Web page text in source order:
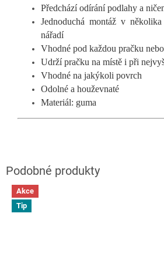
Předchází odírání podlahy a
Jednoduchá montáž v
nářadí
Vhodné pod každou pračku
Udrží pračku na místě i při
Vhodné na jakýkoli povrch
Odolné a houževnaté
Materiál: guma
Akce
Tip